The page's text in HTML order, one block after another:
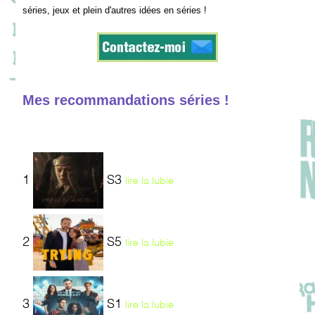
séries, jeux et plein d'autres idées en séries !
Mes recommandations séries !
1 S3 lire la lubie
2 S5 lire la lubie
3 S1 lire la lubie